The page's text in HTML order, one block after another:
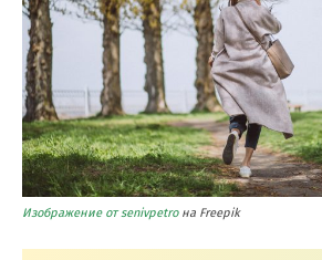
Изображение от senivpetroна Freepik